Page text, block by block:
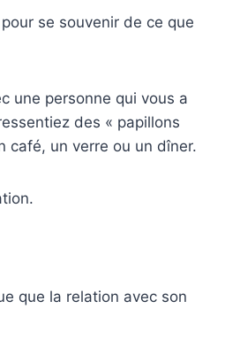
se souvenir de ce que
une personne qui vous a
des « papillons
café, un verre ou un dîner.
que la relation avec son